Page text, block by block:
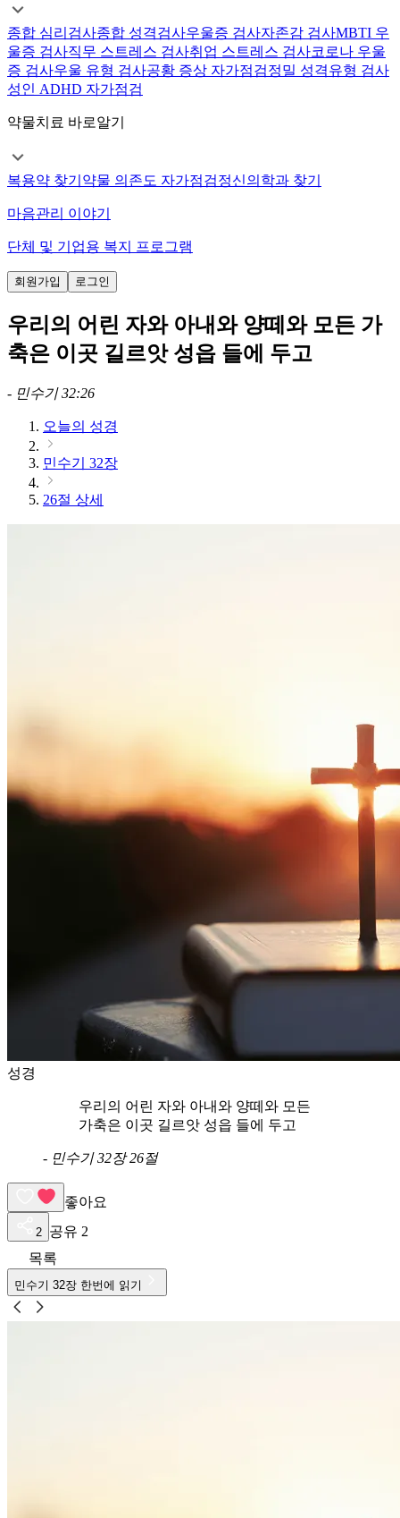
종합 심리검사종합 성격검사우울증 검사자존감 검사MBTI 우
울증 검사직무 스트레스 검사취업 스트레스 검사코로나 우울
증 검사우울 유형 검사공황 증상 자가점검정밀 성격유형 검사
성인 ADHD 자가점검
약물치료 바로알기
복용약 찾기 약물 의존도 자가점검정신의학과 찾기
마음관리 이야기
단체 및 기업용 복지 프로그램
회원가입 로그인
우리의 어린 자와 아내와 양떼와 모든 가
축은 이곳 길르앗 성읍 들에 두고
- 민수기 32:26
오늘의 성경
민수기 32장
26절 상세
성경
우리의 어린 자와 아내와 양떼와 모든
가축은 이곳 길르앗 성읍 들에 두고
- 민수기 32장 26절
좋아요
2 공유 2
목록
민수기 32장 한번에 읽기